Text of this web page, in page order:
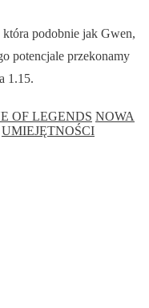
podobnie jak Gwen,
potencjale przekonamy
1.15.
OF LEGENDS NOWA
UMIEJĘTNOŚCI